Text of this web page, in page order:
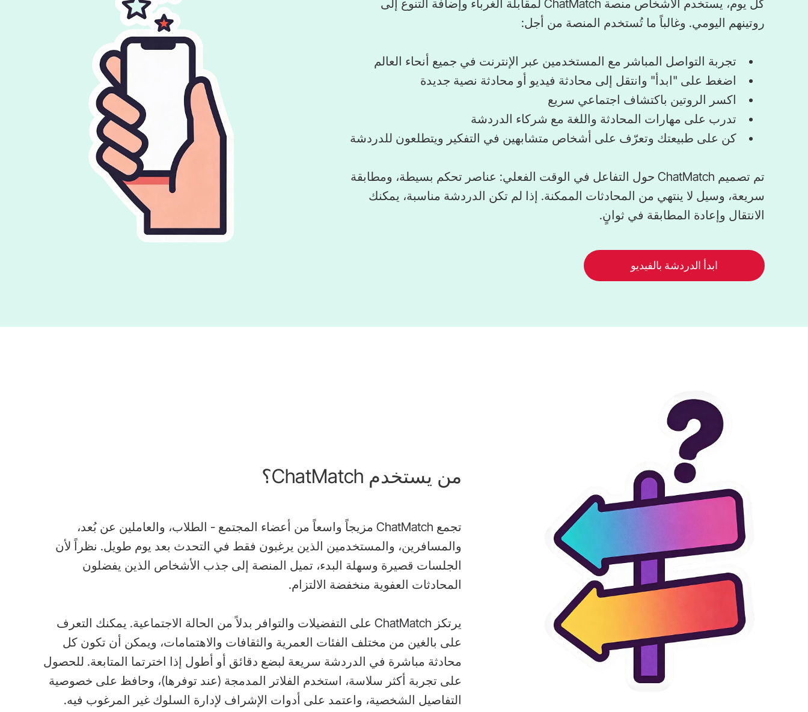
كل يوم، يستخدم الأشخاص منصة ChatMatch لمقابلة الغرباء وإضافة التنوع إلى
روتينهم اليومي. وغالباً ما تُستخدم المنصة من أجل:
تجربة التواصل المباشر مع المستخدمين عبر الإنترنت في جميع أنحاء العالم
اضغط على "ابدأ" وانتقل إلى محادثة فيديو أو محادثة نصية جديدة
اكسر الروتين باكتشاف اجتماعي سريع
تدرب على مهارات المحادثة واللغة مع شركاء الدردشة
كن على طبيعتك وتعرّف على أشخاص متشابهين في التفكير ويتطلعون للدردشة
تم تصميم ChatMatch حول التفاعل في الوقت الفعلي: عناصر تحكم بسيطة، ومطابقة
سريعة، وسيل لا ينتهي من المحادثات الممكنة. إذا لم تكن الدردشة مناسبة، يمكنك
الانتقال وإعادة المطابقة في ثوانٍ.
ابدأ الدردشة بالفيديو
من يستخدم ChatMatch؟
تجمع ChatMatch مزيجاً واسعاً من أعضاء المجتمع - الطلاب، والعاملين عن بُعد،
والمسافرين، والمستخدمين الذين يرغبون فقط في التحدث بعد يوم طويل. نظراً لأن
الجلسات قصيرة وسهلة البدء، تميل المنصة إلى جذب الأشخاص الذين يفضلون
المحادثات العفوية منخفضة الالتزام.
يرتكز ChatMatch على التفضيلات والتوافر بدلاً من الحالة الاجتماعية. يمكنك التعرف
على بالغين من مختلف الفئات العمرية والثقافات والاهتمامات، ويمكن أن تكون كل
محادثة مباشرة في الدردشة سريعة لبضع دقائق أو أطول إذا اخترتما المتابعة. للحصول
على تجربة أكثر سلاسة، استخدم الفلاتر المدمجة (عند توفرها)، وحافظ على خصوصية
التفاصيل الشخصية، واعتمد على أدوات الإشراف لإدارة السلوك غير المرغوب فيه.